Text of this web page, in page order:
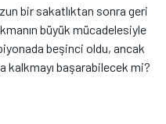
bir sakatlıktan sonra geri
büyük mücadelesiyle
beşinci oldu, ancak
kalkmayı başarabilecek mi?